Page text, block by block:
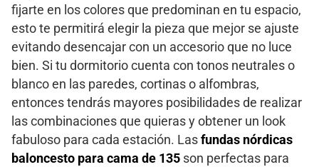
fijarte en los colores que predominan en tu espacio,
esto te permitirá elegir la pieza que mejor se ajuste
evitando desencajar con un accesorio que no luce
bien. Si tu dormitorio cuenta con tonos neutrales o
blanco en las paredes, cortinas o alfombras,
entonces tendrás mayores posibilidades de realizar
las combinaciones que quieras y obtener un look
fabuloso para cada estación. Las fundas nórdicas
baloncesto para cama de 135 son perfectas para